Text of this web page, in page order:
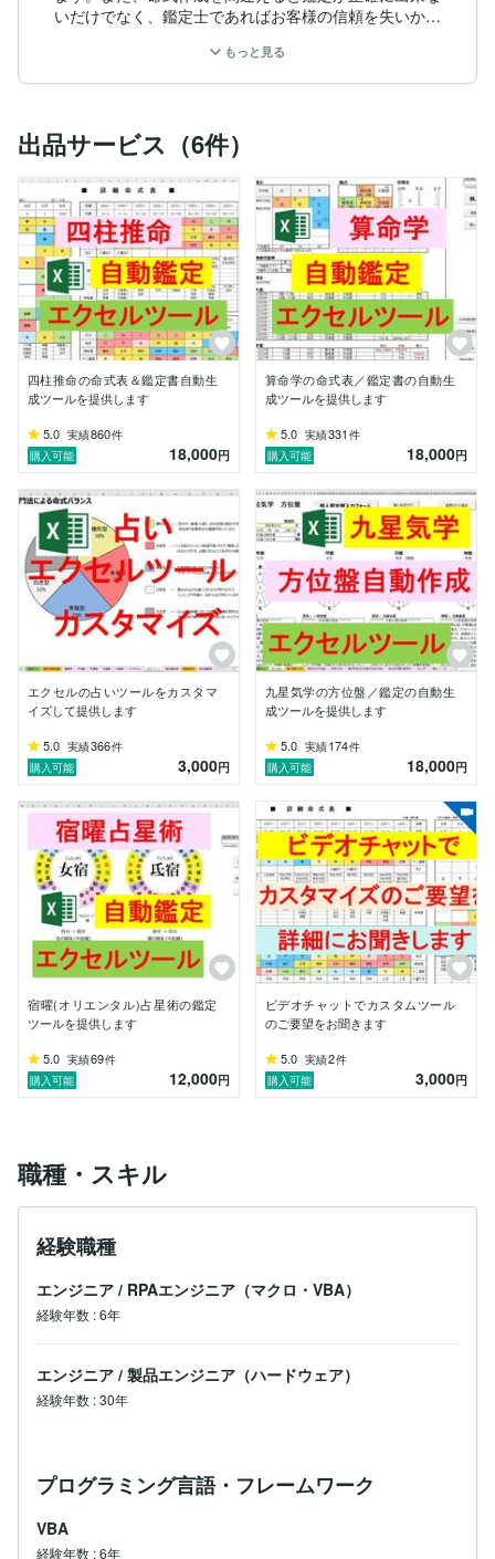
いだけでなく、鑑定士であればお客様の信頼を失いかね
Windows /Mac OS のパソコン (※Microsoft Excel のイン
ストールが必要です。)で動作するエクセルの占いツー
等の東洋占術を学んでいる方の命式作成作業が軽減さ
れ、鑑定が効率化出来ればと思いサービスを始めまし
た。
四柱推命をはじめとする東洋占術にはいろいろな流派が
あります。流派に合わせて星や命式を算出し、鑑定スタ
イルに合わせて命式表や鑑定書(グラフなども含む)を自
動生成するカスタムツールの作成も受け付けます。
ネット上には無料鑑定ツールが多数ありますが、エクセ
ルであれば自分の鑑定スタイルに合わせた鑑定書をPDF
化してお客様にお渡し出来るといったメリットもありま
す。
また四柱推命に限らず、算命学や宿曜占星術(オリエン
の作成も受け付けております。
各種ツールの無料体験版もお試しいただけますので、ダ
イレクトメッセージからお気軽にご相談ください。
宜しくお願い致します。
もっと見る
出品サービス（6件）
四柱推命の命式表＆鑑定書自動生
成ツールを提供します
5.0 実績860件
購入可能
18,000円
算命学の命式表／鑑定書の自動生
成ツールを提供します
5.0 実績331 件
購入可能
18,000円
エクセルの占いツールをカスタマ
イズして提供します
5.0 実績366件
購入可能
3,000円
九星気学の方位盤／鑑定の自動生
成ツールを提供します
5.0 実績174件
購入可能
18,000円
宿曜(オリエンタル)占星術の鑑定
ツールを提供します
5.0 実績69件
購入可能
12,000円
ビデオチャットでカスタムツール
のご要望をお聞きます
5.0 実績2件
購入可能
3,000円
職種・スキル
経験職種
エンジニア / RPAエンジニア（マクロ・VBA）
経験年数 :6年
エンジニア / 製品エンジニア（ハードウェア）
経験年数 :30年
プログラミング言語・フレームワーク
VBA
経験年数 :6年